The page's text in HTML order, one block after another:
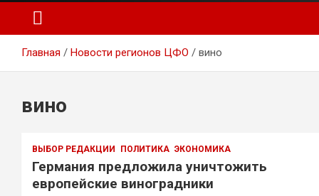
Главная Новости регионов ЦФО вино
вино
ВЫБОР РЕДАКЦИИ ПОЛИТИКА ЭКОНОМИКА
Германия предложила уничтожить
европейские виноградники